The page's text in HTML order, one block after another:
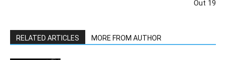
Out 19
RELATED ARTICLES MORE FROM AUTHOR